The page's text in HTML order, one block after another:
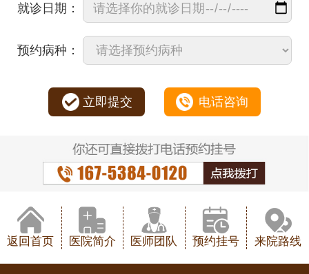
就诊日期：
预约病种：
立即提交 电话咨询
返回首页 医院简介 医师团队 预约挂号 来院路线